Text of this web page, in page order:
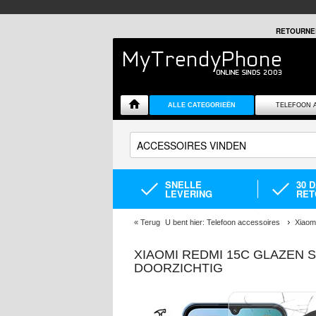
ALLE CATEGORIEËN TELEFOON
SNELLE
LEVERING
30
« Terug U bent hier: Telefoon accessoires
XIAOMI REDMI 15C GLAZEN
DOORZICHTIG